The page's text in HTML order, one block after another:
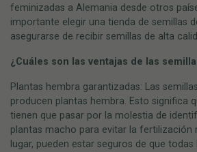
feminizadas a Alemania desde otros
importante elegir una tienda de semillas
asegurarse de recibir semillas de alta
¿Cuáles son las ventajas de las
Plantas hembra garantizadas: Las
producen plantas hembra. Esto significa
tienen que pasar por la molestia de
plantas macho para evitar la fertilización
lugar, pueden estar seguros de que